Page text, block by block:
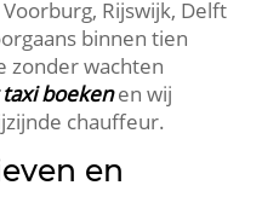
Rijswijk, Delft
binnen tien
zonder wachten
boekenen wij
chauffeur.
en